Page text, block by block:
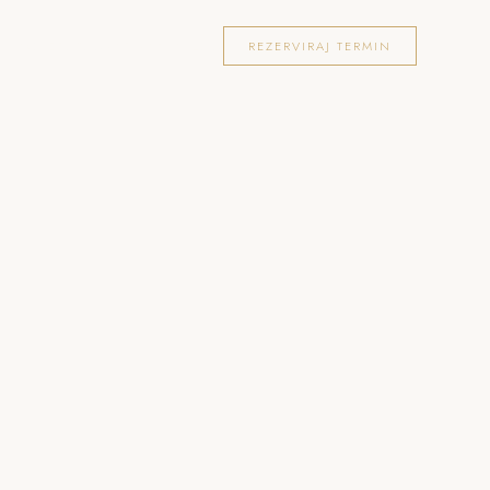
REZERVIRAJ TERMIN